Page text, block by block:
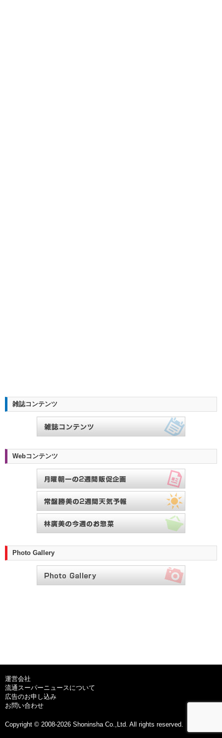
雑誌コンテンツ
Webコンテンツ
Photo Gallery
運営会社
流通スーパーニュースについて
広告のお申し込み
お問い合わせ
Copyright © 2008-2026 Shoninsha Co.,Ltd. All rights reserved.